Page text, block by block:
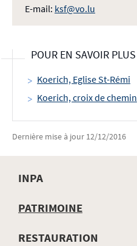
E-mail: ksf@vo.lu
POUR EN SAVOIR PLUS
Koerich, Eglise St-Rémi
Koerich, croix de chemin
Dernière mise à jour 12/12/2016
MENU
DE
INPA
PATRIMOINE
RESTAURATION